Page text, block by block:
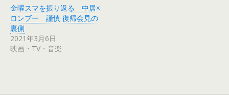
し
い
ウ
ィ
ド
ウ
で
開
ク
し
て
く
さ
い
(
新
金曜スマを振り返る 中居×
ロンブー 謹慎 復帰会見の
裏側
2021年3月6日
映画・TV・音楽